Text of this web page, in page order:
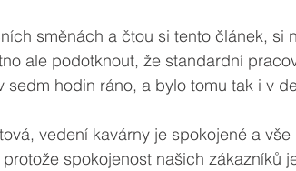
směnách a čtou si tento článek, si
ale podotknout, že standardní
hodin ráno, a bylo tomu tak i v
vedení kavárny je spokojené a
spokojenost našich zákazníků